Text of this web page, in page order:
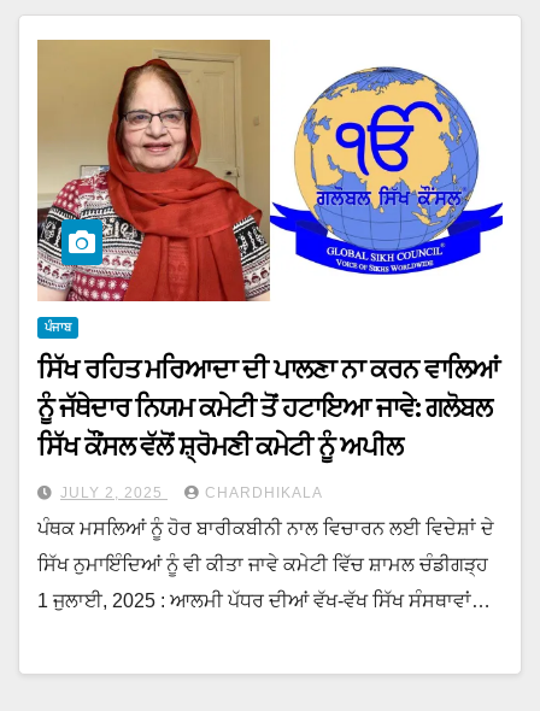
ਪੰਜਾਬ
ਸਿੱਖ ਰਹਿਤ ਮਰਿਆਦਾ ਦੀ ਪਾਲਣਾ ਨਾ ਕਰਨ ਵਾਲਿਆਂ
ਨੂੰ ਜੱਥੇਦਾਰ ਨਿਯਮ ਕਮੇਟੀ ਤੋਂ ਹਟਾਇਆ ਜਾਵੇ: ਗਲੋਬਲ
ਸਿੱਖ ਕੌਂਸਲ ਵੱਲੋਂ ਸ਼੍ਰੋਮਣੀ ਕਮੇਟੀ ਨੂੰ ਅਪੀਲ
JULY 2, 2025 CHARDHIKALA
ਪੰਥਕ ਮਸਲਿਆਂ ਨੂੰ ਹੋਰ ਬਾਰੀਕਬੀਨੀ ਨਾਲ ਵਿਚਾਰਨ ਲਈ ਵਿਦੇਸ਼ਾਂ ਦੇ
ਸਿੱਖ ਨੁਮਾਇੰਦਿਆਂ ਨੂੰ ਵੀ ਕੀਤਾ ਜਾਵੇ ਕਮੇਟੀ ਵਿੱਚ ਸ਼ਾਮਲ ਚੰਡੀਗੜ੍ਹ
1 ਜੁਲਾਈ, 2025 : ਆਲਮੀ ਪੱਧਰ ਦੀਆਂ ਵੱਖ-ਵੱਖ ਸਿੱਖ ਸੰਸਥਾਵਾਂ…